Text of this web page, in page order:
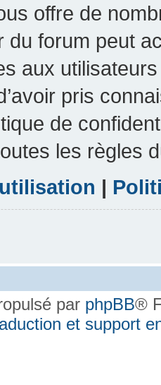
offre de
du forum peut
aux
pris
de
les règles
|
par phpBB®
et support